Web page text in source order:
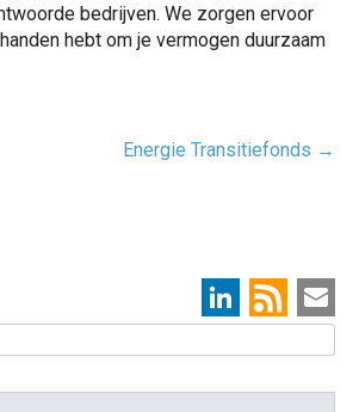
bedrijven. We zorgen ervoor
hebt om je vermogen duurzaam
Energie Transitiefonds →